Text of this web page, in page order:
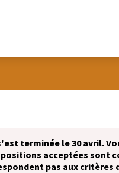
terminée le 30 avril.
acceptées sont
pas aux